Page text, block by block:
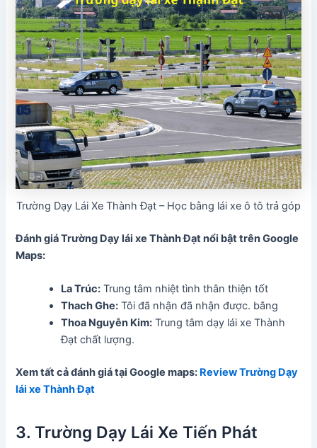
Trường Dạy Lái Xe Thành Đạt – Học bằng lái xe ô tô trả góp
Đánh giá Trường Dạy lái xe Thành Đạtnổi bật trên Google
Maps:
La Trúc: Trung tâm nhiệt tình thân thiện tốt
Thach Ghe: Tôi đã nhận đã nhận được. bằng
Thoa Nguyễn Kim: Trung tâm dạy lái xe Thành
Đạt chất lượng.
Xem tất cả đánh giá tại Google maps: Review Trường Dạy
lái xe Thành Đạt
3. Trường Dạy Lái Xe Tiến Phát